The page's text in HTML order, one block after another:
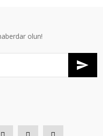
olun!